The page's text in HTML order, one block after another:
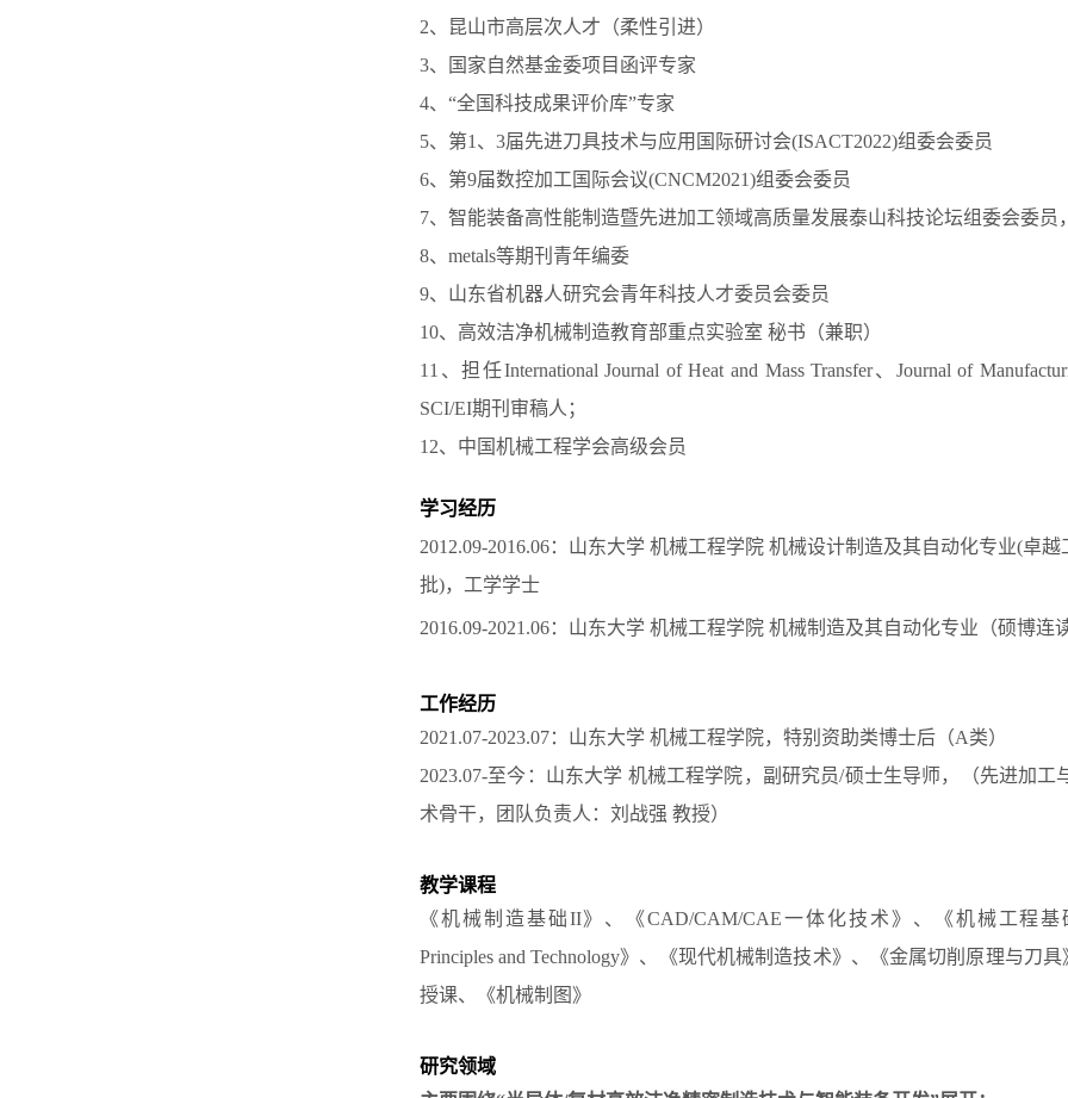
2、昆山市高层次人才（柔性引进）
3、国家自然基金委项目函评专家
4、“全国科技成果评价库”专家
5、第1、3届先进刀具技术与应用国际研讨会(ISACT2022)组委会委员
6、第9届数控加工国际会议(CNCM2021)组委会委员
7、智能装备高性能制造暨先进加工领域高质量发展泰山科技论坛组委会委员
8、metals等期刊青年编委
9、山东省机器人研究会青年科技人才委员会委员
10、高效洁净机械制造教育部重点实验室 秘书（兼职）
11、担任International Journal of Heat and Mass Transfer、Journal of
SCI/EI期刊审稿人；
12、中国机械工程学会高级会员
学习经历
2012.09-2016.06：山东大学 机械工程学院 机械设计制造及其自动化专业(卓越
批)，工学学士
2016.09-2021.06： 山东大学 机械工程学院 机械制造及其自动化专业（硕博连
工作经历
2021.07-2023.07：山东大学 机械工程学院，特别资助类博士后（A类）
2023.07-至今：山东大学 机械工程学院，副研究员/硕士生导师， （先进加工
术骨干，团队负责人：刘战强 教授）
教学课程
《机械制造基础II》、《CAD/CAM/CAE一体化技术》、《机械工程基
Principles and Technology》、《现代机械制造技术》、《金属切削原理与刀
授课、《机械制图》
研究领域